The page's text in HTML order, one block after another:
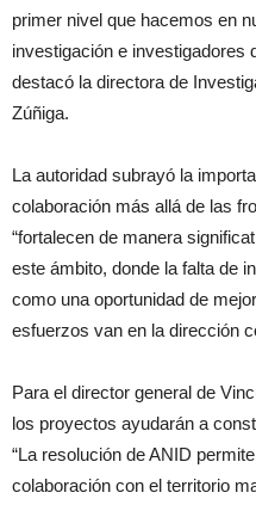
primer nivel que hacemos en
investigación e investigadores
destacó la directora de
Zúñiga.
La autoridad subrayó la
colaboración más allá de las
“fortalecen de manera
este ámbito, donde la falta de
como una oportunidad de
esfuerzos van en la dirección
Para el director general de
los proyectos ayudarán a
“La resolución de ANID
colaboración con el territorio